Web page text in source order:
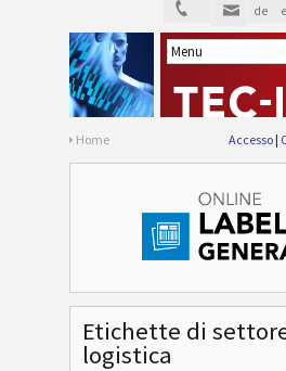
de
Home Accesso
Etichette di
logistica